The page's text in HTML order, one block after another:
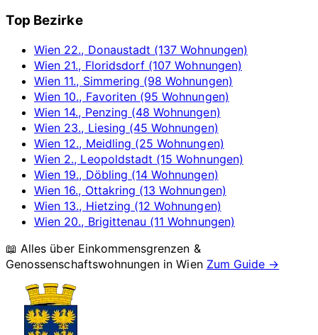
Top Bezirke
Wien 22., Donaustadt (137 Wohnungen)
Wien 21., Floridsdorf (107 Wohnungen)
Wien 11., Simmering (98 Wohnungen)
Wien 10., Favoriten (95 Wohnungen)
Wien 14., Penzing (48 Wohnungen)
Wien 23., Liesing (45 Wohnungen)
Wien 12., Meidling (25 Wohnungen)
Wien 2., Leopoldstadt (15 Wohnungen)
Wien 19., Döbling (14 Wohnungen)
Wien 16., Ottakring (13 Wohnungen)
Wien 13., Hietzing (12 Wohnungen)
Wien 20., Brigittenau (11 Wohnungen)
📖 Alles über Einkommensgrenzen &
Genossenschaftswohnungen inWien Zum Guide →